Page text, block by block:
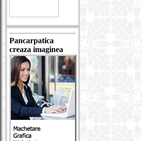
Pancarpatica
creaza imaginea